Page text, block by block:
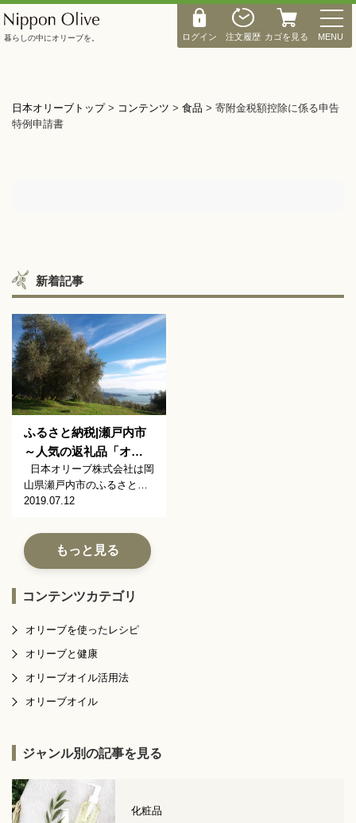
ログイン 注文履歴 カゴを見る
M
E
N
MENU
暮らしの中にオリーブを。
日本オリーブトップ> コンテンツ > 食品 > 寄附金税額控除に係る申告
特例申請書
新着記事
ふるさと納税|瀬戸内市
～人気の返礼品「オ…
日本オリーブ株式会社は岡
山県瀬戸内市のふるさと…
2019.07.12
もっと見る
コンテンツカテゴリ
オリーブを使ったレシピ
オリーブと健康
オリーブオイル活用法
オリーブオイル
ジャンル別の記事を見る
化粧品